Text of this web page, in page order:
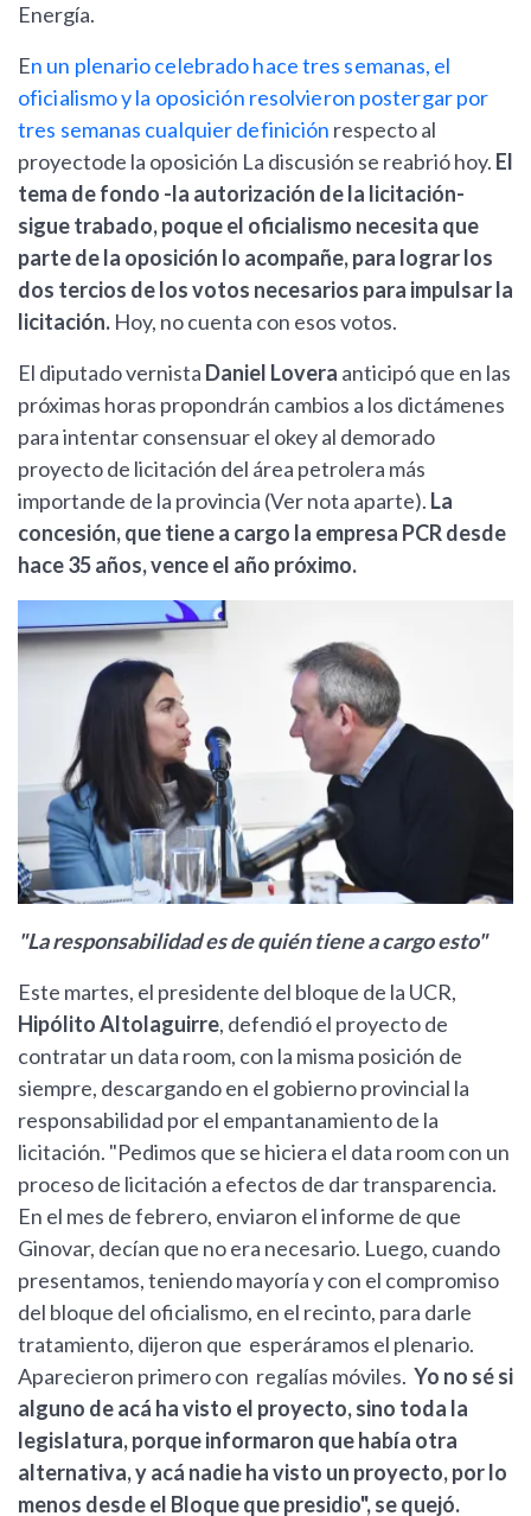
Energía.
En un plenario celebrado hace tres semanas, el
oficialismo y la oposición resolvieron postergar por
tres semanas cualquier definición respecto al
proyectode la oposición La discusión se reabrió hoy. El
tema de fondo -la autorización de la licitación-
sigue trabado, poque el oficialismo necesita que
parte de la oposición lo acompañe, para lograr los
dos tercios de los votos necesarios para impulsar la
licitación. Hoy, no cuenta con esos votos.
El diputado vernista Daniel Lovera anticipó que en las
próximas horas propondrán cambios a los dictámenes
para intentar consensuar el okey al demorado
proyecto de licitación del área petrolera más
importande de la provincia (Ver nota aparte). La
concesión, que tiene a cargo la empresa PCR desde
hace 35 años, vence el año próximo.
"La responsabilidad es de quién tiene a cargo esto"
Este martes, el presidente del bloque de la UCR,
Hipólito Altolaguirre, defendió el proyecto de
contratar un data room, con la misma posición de
siempre, descargando en el gobierno provincial la
responsabilidad por el empantanamiento de la
licitación. "Pedimos que se hiciera el data room con un
proceso de licitación a efectos de dar transparencia.
En el mes de febrero, enviaron el informe de que
Ginovar, decían que no era necesario. Luego, cuando
presentamos, teniendo mayoría y con el compromiso
del bloque del oficialismo, en el recinto, para darle
tratamiento, dijeron que esperáramos el plenario.
Aparecieron primero con regalías móviles. Yo no sé si
alguno de acá ha visto el proyecto, sino toda la
legislatura, porque informaron que había otra
alternativa, y acá nadie ha visto un proyecto, por lo
menos desde el Bloque que presidio", se quejó.